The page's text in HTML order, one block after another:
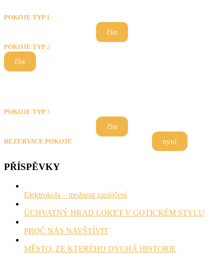
POKOJE TYP 1
číst
POKOJE TYP2
číst
POKOJE TYP3
číst
REZERVACE POKOJE nyní
PŘÍSPĚVKY
Elektrokola – možnost zapůjčení
ÚCHVATNÝ HRAD LOKET V GOTICKÉM STYLU
PROČ NÁS NAVŠTÍVIT
MĚSTO, ZE KTERÉHO DÝCHÁ HISTORIE